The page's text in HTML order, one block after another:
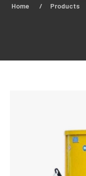
Home Products